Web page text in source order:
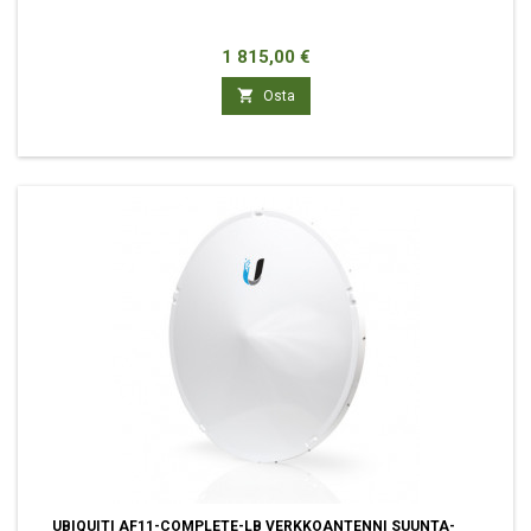
Hinta
1 815,00 €
 Osta
UBIQUITI AF11-COMPLETE-LB VERKKOANTENNI SUUNTA-